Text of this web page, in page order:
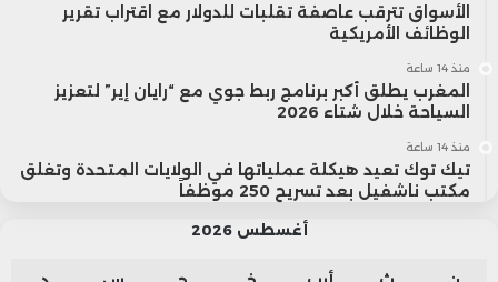
الأسواق تترقب عاصفة تقلبات للدولار مع اقتراب تقرير
الوظائف الأمريكية
منذ 14 ساعة
المغرب يطلق أكبر برنامج ربط جوي مع “رايان إير” لتعزيز
السياحة خلال شتاء 2026
منذ 14 ساعة
تيك توك تعيد هيكلة عملياتها في الولايات المتحدة وتغلق
مكتب ناشفيل بعد تسريح 250 موظفاً
أغسطس 2026